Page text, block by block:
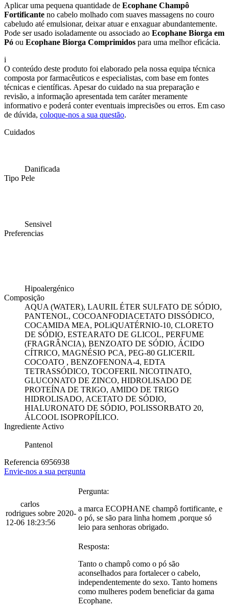
Aplicar uma pequena quantidade de Ecophane Champô
Fortificante no cabelo molhado com suaves massagens no couro
cabeludo até emulsionar, deixar atuar e enxaguar abundantemente.
Pode ser usado isoladamente ou associado ao Ecophane Biorga em
Pó ou Ecophane Biorga Comprimidos para uma melhor eficácia.
i
O conteúdo deste produto foi elaborado pela nossa equipa técnica
composta por farmacêuticos e especialistas, com base em fontes
técnicas e científicas. Apesar do cuidado na sua preparação e
revisão, a informação apresentada tem caráter meramente
informativo e poderá conter eventuais imprecisões ou erros. Em caso
de dúvida, coloque-nos a sua questão.
Cuidados
Danificada
Tipo Pele
Sensivel
Preferencias
Hipoalergénico
Composição
AQUA (WATER), LAURIL ÉTER SULFATO DE SÓDIO,
PANTENOL, COCOANFODIACETATO DISSÓDICO,
COCAMIDA MEA, POLiQUATÉRNIO-10, CLORETO
DE SÓDIO, ESTEARATO DE GLICOL, PERFUME
(FRAGRÂNCIA), BENZOATO DE SÓDIO, ÁCIDO
CÍTRICO, MAGNÉSIO PCA, PEG-80 GLICERIL
COCOATO , BENZOFENONA-4, EDTA
TETRASSÓDICO, TOCOFERIL NICOTINATO,
GLUCONATO DE ZINCO, HIDROLISADO DE
PROTEÍNA DE TRIGO, AMIDO DE TRIGO
HIDROLISADO, ACETATO DE SÓDIO,
HIALURONATO DE SÓDIO, POLISSORBATO 20,
ÁLCOOL ISOPROPÍLICO.
Ingrediente Activo
Pantenol
Referencia 6956938
Envie-nos a sua pergunta
carlos
rodrigues sobre 2020-
12-06 18:23:56
Pergunta:
a marca ECOPHANE champô fortificante, e
o pó, se são para linha homem ,porque só
leio para senhoras obrigado.
Resposta:
Tanto o champô como o pó são
aconselhados para fortalecer o cabelo,
independentemente do sexo. Tanto homens
como mulheres podem beneficiar da gama
Ecophane.